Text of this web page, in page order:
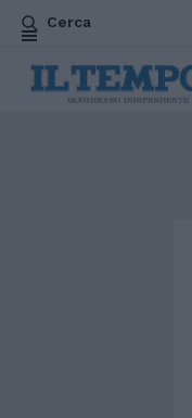
Cerca